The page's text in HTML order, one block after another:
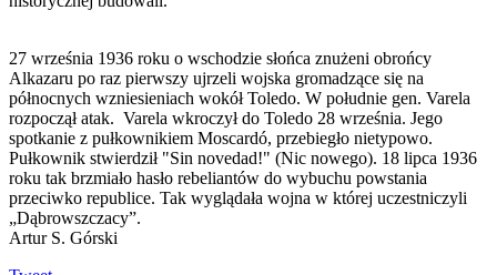
27 września 1936 roku o wschodzie słońca znużeni obrońcy
Alkazaru po raz pierwszy ujrzeli wojska gromadzące się na
północnych wzniesieniach wokół Toledo. W południe gen. Varela
rozpoczął atak. Varela wkroczył do Toledo 28 września. Jego
spotkanie z pułkownikiem Moscardó, przebiegło nietypowo.
Pułkownik stwierdził "Sin novedad!" (Nic nowego). 18 lipca 1936
roku tak brzmiało hasło rebeliantów do wybuchu powstania
przeciwko republice. Tak wyglądała wojna w której uczestniczyli
„Dąbrowszczacy”.
Artur S. Górski